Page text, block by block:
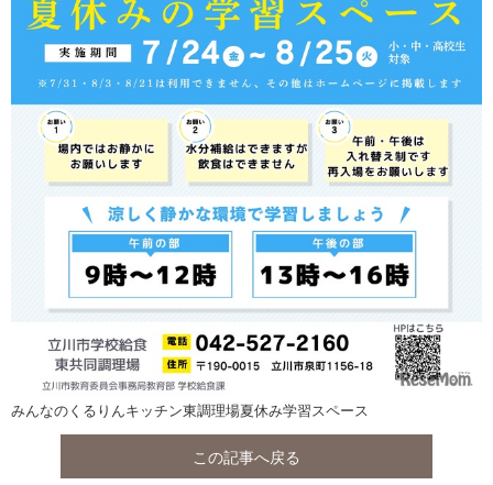
みんなのくるりんキッチン東調理場夏休み学習スペース
この記事へ戻る